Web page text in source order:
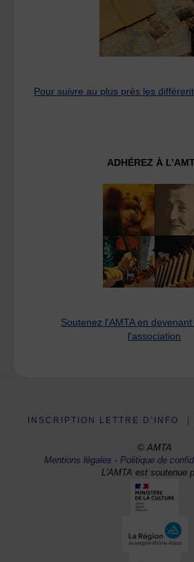
Pour suivre au plus près les
ADHÉREZ À
Soutenez l'AMTA en
l'association
INSCRIPTION LETTRE D’INFO
© AMTA
Mentions légales -Politique de
L'AMTA est soutenue